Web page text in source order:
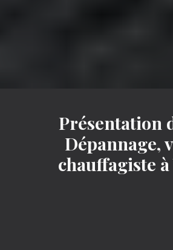
Présentation
Dépannage,
chauffagiste